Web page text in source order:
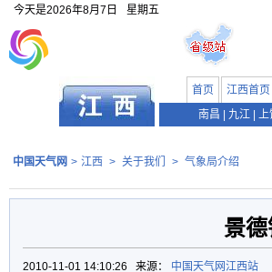
今天是2026年8月7日 星期五
首页 江西首页
南昌
九江 上
中国天气网 > 江西 > 关于我们 > 气象局介绍
景
2010-11-01 14:10:26 来源： 中国天气网江西站